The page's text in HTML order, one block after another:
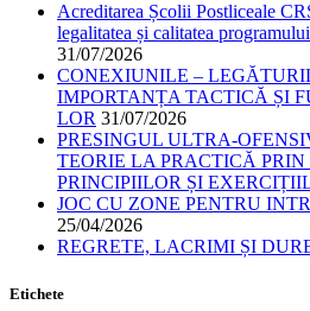
Acreditarea Școlii Postliceale
legalitatea și calitatea
31/07/2026
CONEXIUNILE –
IMPORTANȚA TACTICĂ ȘI
LOR 31/07/2026
PRESINGUL ULTRA-
TEORIE LA PRACTICĂ
PRINCIPIILOR ȘI
JOC CU ZONE PENTRU
25/04/2026
REGRETE, LACRIMI ȘI
Etichete